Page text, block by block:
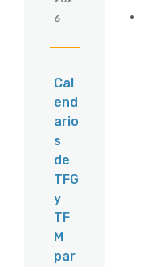
6
Cal
end
ario
s
de
TFG
y
TF
M
par